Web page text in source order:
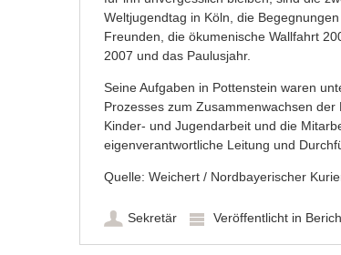
Weltjugendtag in Köln, die
Freunden, die ökumenische Wallfahrt
2007 und das Paulusjahr.
Seine Aufgaben in Pottenstein waren
Prozesses zum Zusammenwachsen
Kinder- und Jugendarbeit und die
eigenverantwortliche Leitung und
Quelle: Weichert / Nordbayerischer
Sekretär Veröffentlicht in